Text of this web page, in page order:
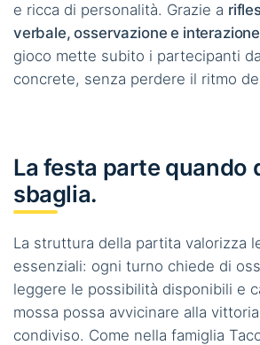
e ricca di personalità. Grazie a
verbale, osservazione e
gioco mette subito i partecipanti
concrete, senza perdere il ritmo
La festa parte quando
sbaglia.
La struttura della partita valorizza
essenziali: ogni turno chiede di
leggere le possibilità disponibili e
mossa possa avvicinare alla
condiviso. Come nella famiglia